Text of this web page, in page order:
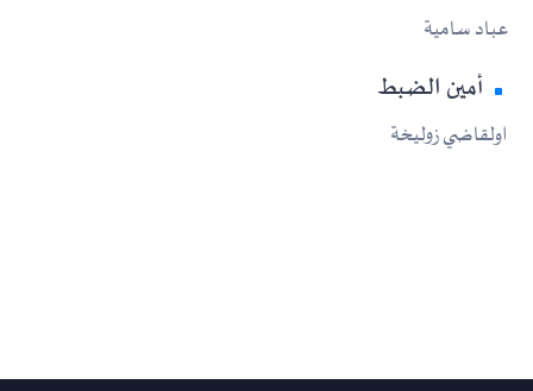
عباد سامية
أمين الضبط
اولقاضي زوليخة